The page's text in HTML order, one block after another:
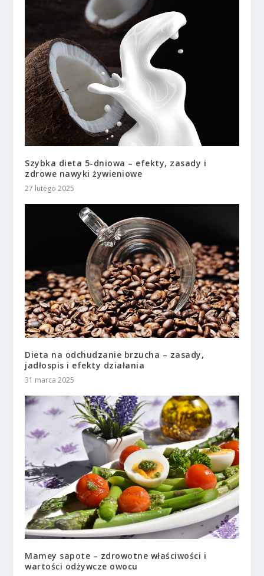
Szybka dieta 5-dniowa – efekty, zasady i
zdrowe nawyki żywieniowe
27 lutego 2025
Dieta na odchudzanie brzucha – zasady,
jadłospis i efekty działania
31 marca 2025
Mamey sapote – zdrowotne właściwości i
wartości odżywcze owocu